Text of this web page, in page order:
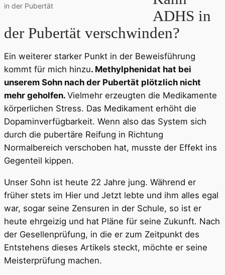
in der Pubertät
ADHS in
der Pubertät verschwinden?
Ein weiterer starker Punkt in der Beweisführung
kommt für mich hinzu. Methylphenidat hat bei
unserem Sohn nach der Pubertät plötzlich nicht
mehr geholfen. Vielmehr erzeugten die Medikamente
körperlichen Stress. Das Medikament erhöht die
Dopaminverfügbarkeit. Wenn also das System sich
durch die pubertäre Reifung in Richtung
Normalbereich verschoben hat, musste der Effekt ins
Gegenteil kippen.
Unser Sohn ist heute 22 Jahre jung. Während er
früher stets im Hier und Jetzt lebte und ihm alles egal
war, sogar seine Zensuren in der Schule, so ist er
heute ehrgeizig und hat Pläne für seine Zukunft. Nach
der Gesellenprüfung, in die er zum Zeitpunkt des
Entstehens dieses Artikels steckt, möchte er seine
Meisterprüfung machen.